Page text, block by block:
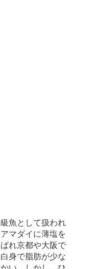
魚として扱われ
マダイに薄塩を
れ京都や大阪で
身で脂肪が少な